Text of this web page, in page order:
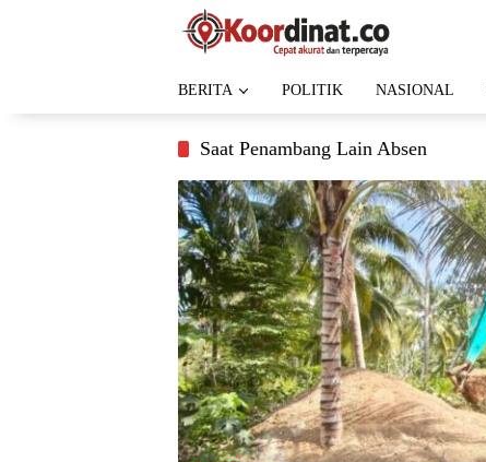
BERITA POLITIK NASIONAL
Saat Penambang Lain Absen